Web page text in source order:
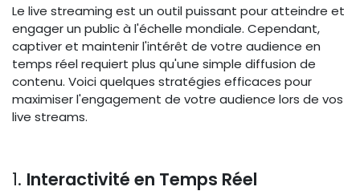
Le live streaming est un outil puissant pour atteindre et
engager un public à l'échelle mondiale. Cependant,
captiver et maintenir l'intérêt de votre audience en
temps réel requiert plus qu'une simple diffusion de
contenu. Voici quelques stratégies efficaces pour
maximiser l'engagement de votre audience lors de vos
live streams.
1. Interactivité en Temps Réel